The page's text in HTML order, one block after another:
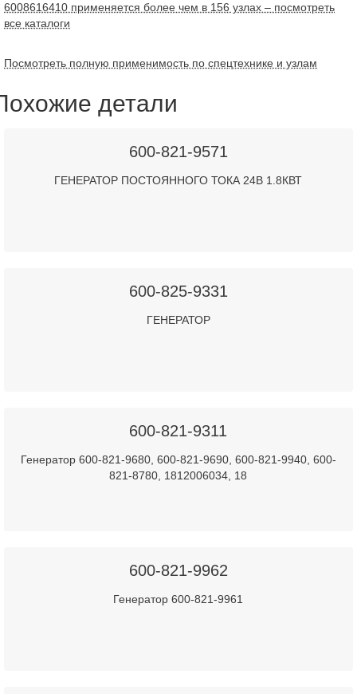
6008616410 применяется более чем в 156 узлах – посмотреть
все каталоги
Посмотреть полную применимость по спецтехнике и узлам
детали
600-821-9571
ГЕНЕРАТОР ПОСТОЯННОГО ТОКА 24В 1.8КВТ
600-825-9331
ГЕНЕРАТОР
600-821-9311
Генератор 600-821-9680, 600-821-9690, 600-821-9940, 600-
821-8780, 1812006034, 18
600-821-9962
Генератор 600-821-9961